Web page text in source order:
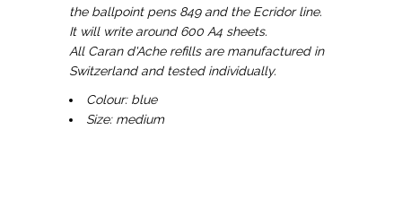
the ballpoint pens 849 and the Ecridor line.
It will write around 600 A4 sheets.
All Caran d'Ache refills are manufactured in
Switzerland and tested individually.
Colour: blue
Size: medium